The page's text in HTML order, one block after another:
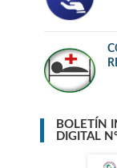
BOLETÍN
DIGITAL